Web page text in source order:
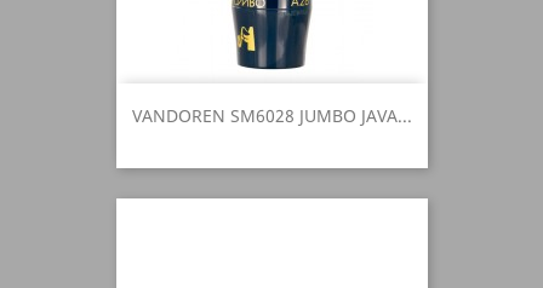
VANDOREN SM6028 JUMBO JAVA...